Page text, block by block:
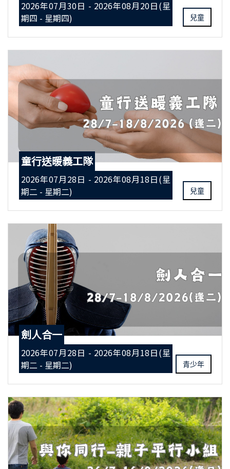
2026年07月30日 - 2026年08月20日(星
期四 - 星期四)
兒童
童行送暖義工隊
2026年07月28日 - 2026年08月18日(星
期二 - 星期二)
兒童
劍人合一
2026年07月28日 - 2026年08月18日(星
期二 - 星期二)
青少年